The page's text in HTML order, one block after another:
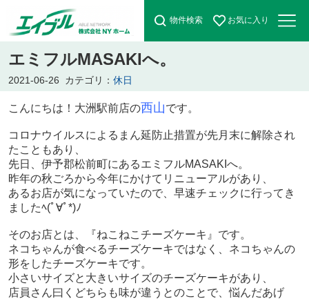
物件検索 お気に入り
エミフルMASAKIへ。
2021-06-26 カテゴリ： 休日
こんにちは！ 大洲駅前店の西山です。
コロナウイルスによるまん延防止措置が先月末に解除され
たこともあり、
先日、伊予郡松前町にあるエミフルMASAKIへ。
昨年の秋ごろから今年にかけてリニューアルがあり、
あるお店が気になっていたので、早速チェックに行ってき
ましたﾍ(ﾟ∀ﾟ*)ﾉ
そのお店とは、『ねこねこチーズケーキ』です。
ネコちゃんが食べるチーズケーキではなく、ネコちゃんの
形をしたチーズケーキです。
小さいサイズと大きいサイズのチーズケーキがあり、
店員さん曰くどちらも味が違うとのことで、悩んだあげ